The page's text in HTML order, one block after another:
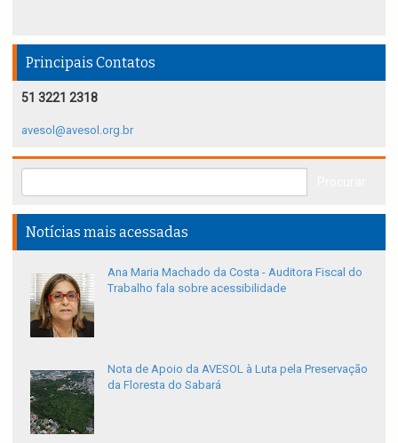
Principais Contatos
51 3221 2318
avesol@avesol.org.br
Notícias mais acessadas
Ana Maria Machado da Costa - Auditora Fiscal do
Trabalho fala sobre acessibilidade
Nota de Apoio da AVESOL à Luta pela Preservação
da Floresta do Sabará